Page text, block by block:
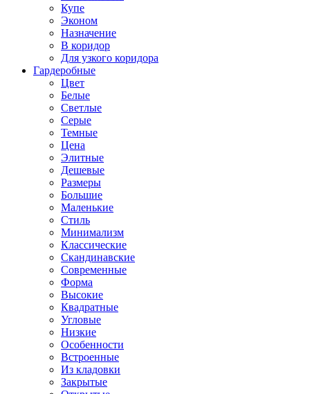
Купе
Эконом
Назначение
В коридор
Для узкого коридора
Гардеробные
Цвет
Белые
Светлые
Серые
Темные
Цена
Элитные
Дешевые
Размеры
Большие
Маленькие
Стиль
Минимализм
Классические
Скандинавские
Современные
Форма
Высокие
Квадратные
Угловые
Низкие
Особенности
Встроенные
Из кладовки
Закрытые